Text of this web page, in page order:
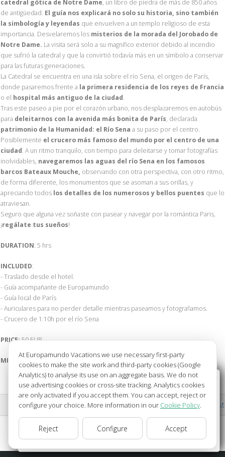
catedral gótica de Notre Dame, un libro de piedra de más de 850 años
de antigüedad. El guía nos explicará no solo su historia, sino también
la simbología y leyendas que envuelven a un templo religioso de esta
importancia. Desvelaremos los misterios de la morada del Jorobado de
Notre Dame. La visita será solo a su magnífico exterior debido al incendio
que sufrió la catedral y que la convirtió todavía más en un símbolo a conservar
para las futuras generaciones.
La Catedral se encuentra en una isla sobre el río Sena, el origen de París,
donde pasaremos frente a la primera residencia de los reyes de Francia
o el hospital más antiguo de la ciudad.
Tras este paseo a pie por el corazón urbano, nos desplazaremos en autobús
para deleitarnos con la avenida más bonita de París, declarada
patrimonio de la Humanidad: el Río Sena a su paso por el centro.
Posiblemente el crucero más famoso del mundo por el centro de una
ciudad. A un ritmo tranquilo, con tiempo para deleitarse y tomar fotografías
inolvidables, navegaremos las aguas del río Sena en los famosos
barcos Bateaux Mouche, observando con otra perspectiva, con otro ritmo,
de forma diferente, los monumentos que se asoman a sus orillas, y
apreciando todos los detalles de los numerosos y bellos puentes que lo
atraviesan.
Seguro que alguna vez soñaste con pasear y navegar por la romántica Paris,
¡regálate tus sueños!
DURATION: 5 hrs
INCLUDED:
- Traslado desde el hotel.
- Guía acompañante de Europamundo
- Guía local de París
- Auriculares para no perder detalle mientras paseamos y fotografiamos.
- Crucero de 1:10h por el río Sena
PRICE:50 EUR
MINIMUN GROUP REQUIRED :20 persons
back to city list
Wellcome to Europamundo Vacations, your in the
international site of:
Bienvenido a Europamundo Vacaciones, está usted en el
sitio internacional de:
USA(en) change/cambiar
At Europamundo Vacations we use necessary first-party
cookies to make the site work and third-party cookies (Google
Analytics) to analyse its use on an aggregate basis. We do not
use advertising cookies or cross-site tracking. Analytics cookies
are only activated if you accept them. You can accept, reject or
configure your choice. More information in our Cookie Policy.
Reject Configure Accept